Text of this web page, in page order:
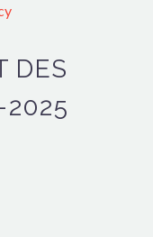
DES
2025